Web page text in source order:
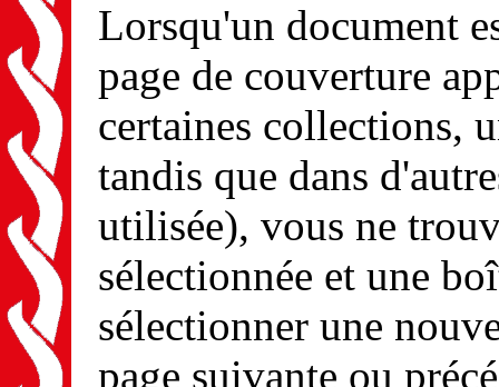
Lorsqu'un document
page de couverture
certaines collections,
tandis que dans
utilisée), vous ne
sélectionnée et une
sélectionner une
page suivante ou